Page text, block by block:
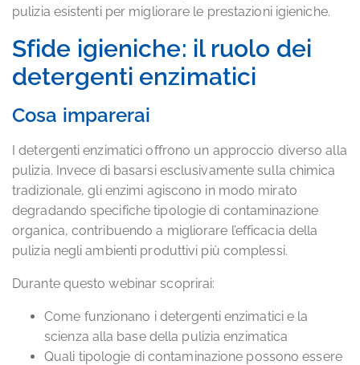
pulizia esistenti per migliorare le prestazioni igieniche.
Sfide igieniche: il ruolo dei
detergenti enzimatici
Cosa imparerai
I detergenti enzimatici offrono un approccio diverso alla
pulizia. Invece di basarsi esclusivamente sulla chimica
tradizionale, gli enzimi agiscono in modo mirato
degradando specifiche tipologie di contaminazione
organica, contribuendo a migliorare l’efficacia della
pulizia negli ambienti produttivi più complessi.
Durante questo webinar scoprirai:
Come funzionano i detergenti enzimatici e la
scienza alla base della pulizia enzimatica
Quali tipologie di contaminazione possono essere